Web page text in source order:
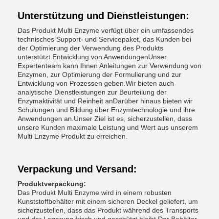
Unterstützung und Dienstleistungen:
Das Produkt Multi Enzyme verfügt über ein umfassendes
technisches Support- und Servicepaket, das Kunden bei
der Optimierung der Verwendung des Produkts
unterstützt.Entwicklung von AnwendungenUnser
Expertenteam kann Ihnen Anleitungen zur Verwendung von
Enzymen, zur Optimierung der Formulierung und zur
Entwicklung von Prozessen geben.Wir bieten auch
analytische Dienstleistungen zur Beurteilung der
Enzymaktivität und Reinheit anDarüber hinaus bieten wir
Schulungen und Bildung über Enzymtechnologie und ihre
Anwendungen an.Unser Ziel ist es, sicherzustellen, dass
unsere Kunden maximale Leistung und Wert aus unserem
Multi Enzyme Produkt zu erreichen.
Verpackung und Versand:
Produktverpackung:
Das Produkt Multi Enzyme wird in einem robusten
Kunststoffbehälter mit einem sicheren Deckel geliefert, um
sicherzustellen, dass das Produkt während des Transports